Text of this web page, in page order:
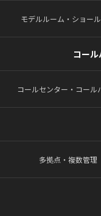
モデルルーム・ショー
コー
コールセンター・コール
多拠点・複数管理